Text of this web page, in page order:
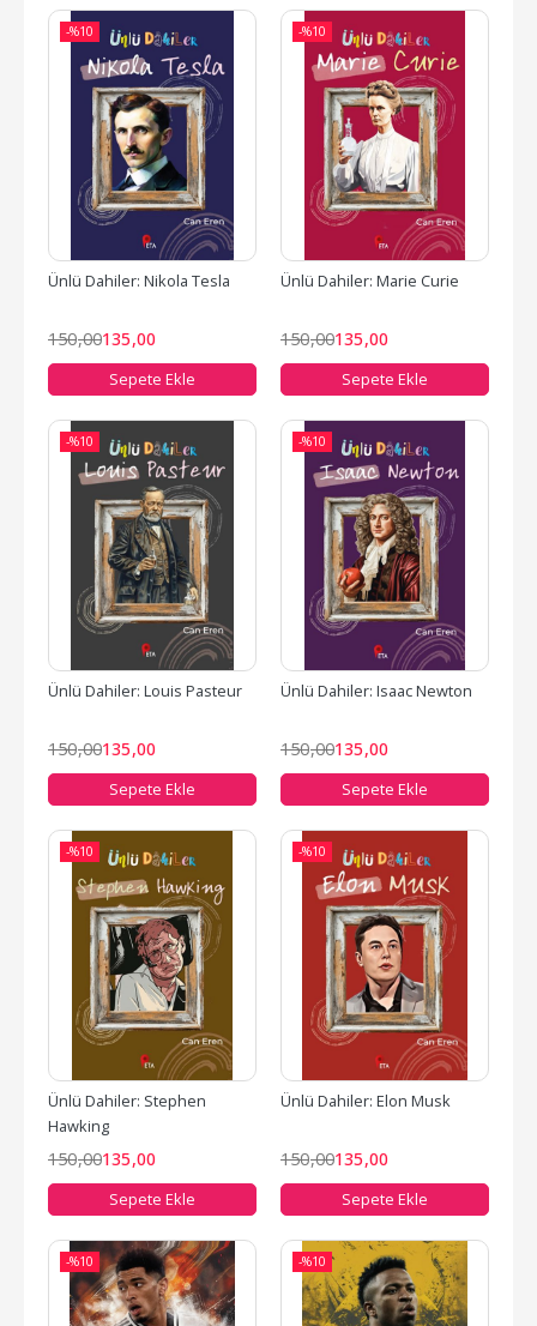
-%10
Ünlü Dahiler: Nikola Tesla
150,00135,00
Sepete Ekle
-%10
Ünlü Dahiler: Marie Curie
150,00135,00
Sepete Ekle
-%10
Ünlü Dahiler: Louis Pasteur
150,00135,00
Sepete Ekle
-%10
Ünlü Dahiler: Isaac Newton
150,00135,00
Sepete Ekle
-%10
Ünlü Dahiler: Stephen
Hawking
150,00135,00
Sepete Ekle
-%10
Ünlü Dahiler: Elon Musk
150,00135,00
Sepete Ekle
-%10 -%10